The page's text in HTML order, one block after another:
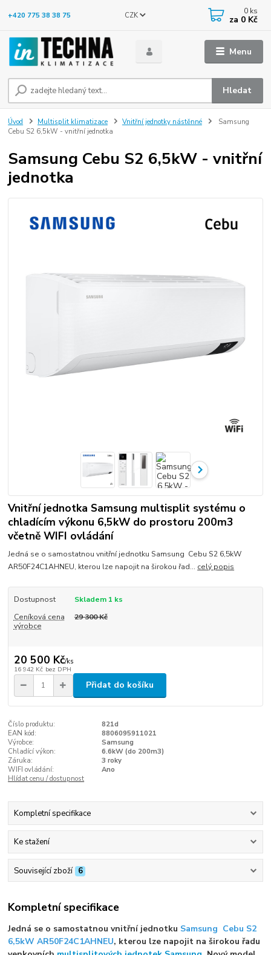
Menu
CZK
Hledat
+420 775 38 38 75 0 ks
za 0 Kč
Úvod Multisplit klimatizace Vnitřní jednotky nástěnné
Samsung
Cebu S2 6,5kW - vnitřní jednotka
Samsung Cebu S2 6,5kW - vnitřní
jednotka
Vnitřní jednotka Samsung multisplit systému o
chladícím výkonu 6,5kW do prostoru 200m3
včetně WIFI ovládání
Jedná se o samostatnou vnitřní jednotku Samsung Cebu S2 6,5kW
AR50F24C1AHNEU, kterou lze napojit na širokou řad... celý popis
Dostupnost
Skladem 1 ks
Ceníková cena
výrobce
29 300 Kč
20 500 Kč/ks
16 942 Kč bez DPH
Přidat do košíku
Číslo produktu:
821d
EAN kód:
8806095911021
Výrobce:
Samsung
Chladící výkon:
6.6kW (do 200m3)
Záruka:
3 roky
WIFI ovládání:
Ano
Hlídat cenu / dostupnost
Kompletní specifikace
Ke stažení
Související zboží 6
Kompletní specifikace
Jedná se o samostatnou vnitřní jednotku Samsung Cebu S2
6,5kW AR50F24C1AHNEU, kterou lze napojit na širokou řadu